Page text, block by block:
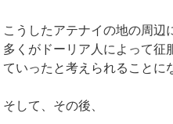
こうしたアテナイの地の周辺
多くがドーリア人によって征
ていったと考えられることに
そして、その後、